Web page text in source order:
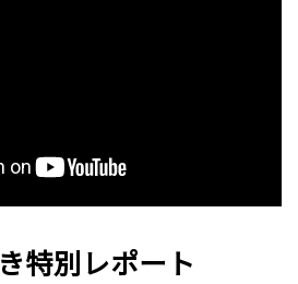
特別レポート